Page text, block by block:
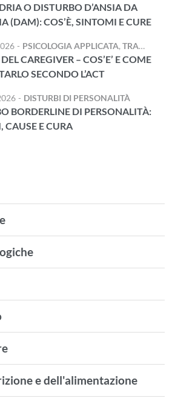
O DISTURBO D’ANSIA DA
(DAM): COS’È, SINTOMI E CURE
- PSICOLOGIA APPLICATA, TRAUMA E DISTURBI STRESS CORRELATI
CAREGIVER – COS’E’ E COME
SECONDO L’ACT
- DISTURBI DI PERSONALITÀ
BORDERLINE DI PERSONALITÀ:
CAUSE E CURA
e dell'alimentazione